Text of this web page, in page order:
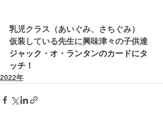
乳児クラス（あいぐみ、さちぐみ）
仮装している先生に興味津々の子供達
ジャック・オ・ランタンのカードにタ
ッチ！
2022年